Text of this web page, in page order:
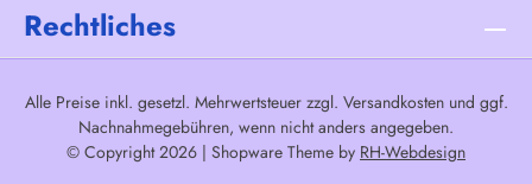
Rechtliches
Alle Preise inkl. gesetzl. Mehrwertsteuer zzgl. Versandkostenund ggf.
Nachnahmegebühren, wenn nicht anders angegeben.
© Copyright 2026 | Shopware Theme by RH-Webdesign